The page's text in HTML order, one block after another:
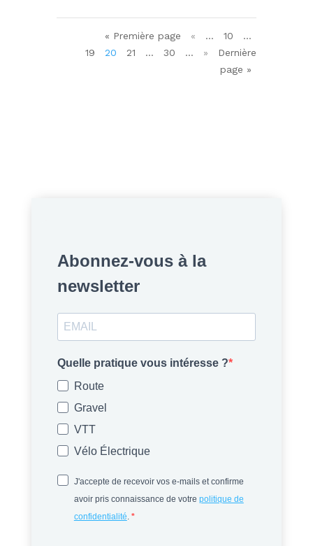
« Première page « … 10
…
19
20 21 … 30 … »
Dernière
page »
Abonnez-vous à la
newsletter
Quelle pratique vous intéresse ?
Route
Gravel
VTT
Vélo Électrique
J'accepte de recevoir vos e-mails et confirme
avoir pris connaissance de votre politique de
confidentialité.